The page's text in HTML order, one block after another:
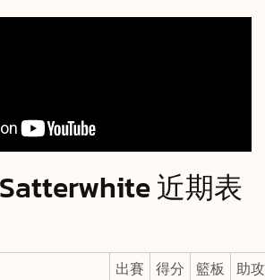
近期表
出賽 得分 籃板 助攻